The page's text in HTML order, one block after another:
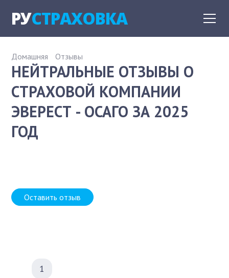
РУСТРАХОВКА
Домашняя Отзывы
НЕЙТРАЛЬНЫЕ ОТЗЫВЫ О
СТРАХОВОЙ КОМПАНИИ
ЭВЕРЕСТ - ОСАГО ЗА 2025
ГОД
Оставить отзыв
1